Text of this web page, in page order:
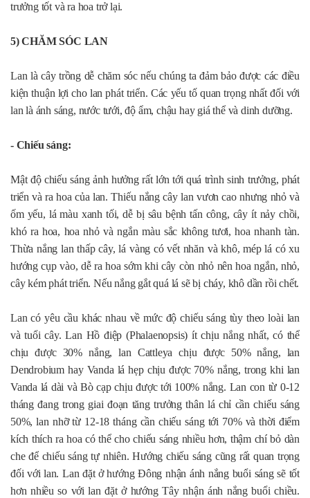
trưởng tốt và ra hoa trở lại.
5) CHĂM SÓC LAN
Lan là cây trồng dễ chăm sóc nếu chúng ta đảm bảo được các điều
kiện thuận lợi cho lan phát triển. Các yếu tố quan trọng nhất đối với
lan là ánh sáng, nước tưới, độ ẩm, chậu hay giá thể và dinh dưỡng.
- Chiếu sáng:
Mật độ chiếu sáng ảnh hưởng rất lớn tới quá trình sinh trưởng, phát
triển và ra hoa của lan. Thiếu nắng cây lan vươn cao nhưng nhỏ và
ốm yếu, lá màu xanh tối, dễ bị sâu bệnh tấn công, cây ít nảy chồi,
khó ra hoa, hoa nhỏ và ngắn màu sắc không tươi, hoa nhanh tàn.
Thừa nắng lan thấp cây, lá vàng có vết nhăn và khô, mép lá có xu
hướng cụp vào, dễ ra hoa sớm khi cây còn nhỏ nên hoa ngắn, nhỏ,
cây kém phát triển. Nếu nắng gắt quá lá sẽ bị cháy, khô dần rồi chết.
Lan có yêu cầu khác nhau về mức độ chiếu sáng tùy theo loài lan
và tuổi cây. Lan Hồ điệp (Phalaenopsis) ít chịu nắng nhất, có thể
chịu được 30% nắng, lan Cattleya chịu được 50% nắng, lan
Dendrobium hay Vanda lá hẹp chịu được 70% nắng, trong khi lan
Vanda lá dài và Bò cạp chịu được tới 100% nắng. Lan con từ 0-12
tháng đang trong giai đoạn tăng trưởng thân lá chỉ cần chiếu sáng
50%, lan nhỡ từ 12-18 tháng cần chiếu sáng tới 70% và thời điểm
kích thích ra hoa có thể cho chiếu sáng nhiều hơn, thậm chí bỏ dàn
che để chiếu sáng tự nhiên. Hướng chiếu sáng cũng rất quan trọng
đối với lan. Lan đặt ở hướng Đông nhận ánh nắng buổi sáng sẽ tốt
hơn nhiều so với lan đặt ở hướng Tây nhận ánh nắng buổi chiều.